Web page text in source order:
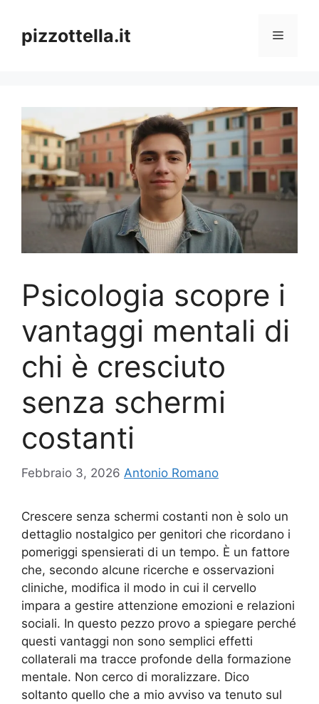
contenuto
pizzottella.it Menu
Psicologia scopre i
vantaggi mentali di
chi è cresciuto
senza schermi
costanti
Febbraio 3, 2026 Antonio Romano
Crescere senza schermi costanti non è solo un
dettaglio nostalgico per genitori che ricordano i
pomeriggi spensierati di un tempo. È un fattore
che, secondo alcune ricerche e osservazioni
cliniche, modifica il modo in cui il cervello
impara a gestire attenzione emozioni e relazioni
sociali. In questo pezzo provo a spiegare perché
questi vantaggi non sono semplici effetti
collaterali ma tracce profonde della formazione
mentale. Non cerco di moralizzare. Dico
soltanto quello che a mio avviso va tenuto sul